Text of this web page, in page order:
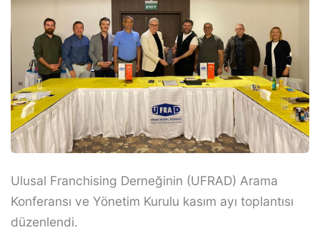
Ulusal Franchising Derneğinin (UFRAD) Arama
Konferansı ve Yönetim Kurulu kasım ayı toplantısı
düzenlendi.